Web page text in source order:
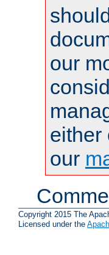
our
either
our
Copyright 2015 The
Licensed under the